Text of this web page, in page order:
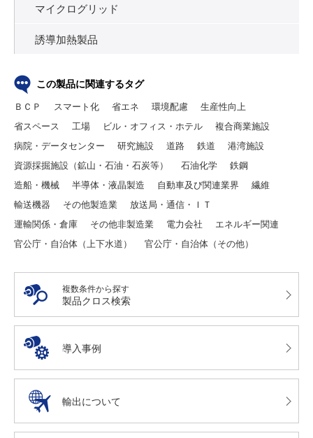
マイクログリッド
誘導加熱製品
この製品に関連するタグ
ＢＣＰ スマート化 省エネ 環境配慮
生産性向上
省スペース
工場 ビル・オフィス・ホテル
複合商業施設
病院・データセンター
研究施設 道路 鉄道
港湾施設
資源採掘施設（鉱山・石油・石炭等）
石油化学
鉄鋼
造船・機械
半導体・液晶製造 自動車及び関連業界
繊維
輸送機器
その他製造業
放送局・通信・ＩＴ
運輸関係・倉庫
その他非製造業 電力会社
エネルギー関連
官公庁・自治体（上下水道）
官公庁・自治体（その他）
複数条件から探す
製品クロス検索
導入事例
輸出について